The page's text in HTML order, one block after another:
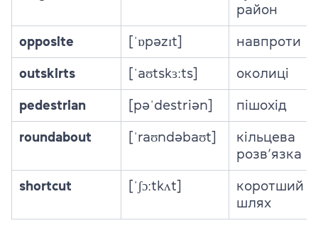
район
opposite [ˈɒpəzɪt] навпроти
outskirts [ˈaʊtskɜːts] околиці
pedestrian [pəˈdestriən] пішохід
roundabout [ˈraʊndəbaʊt]
кільцева
розв’язка
shortcut [ˈʃɔːtkʌt]
коротший
шлях